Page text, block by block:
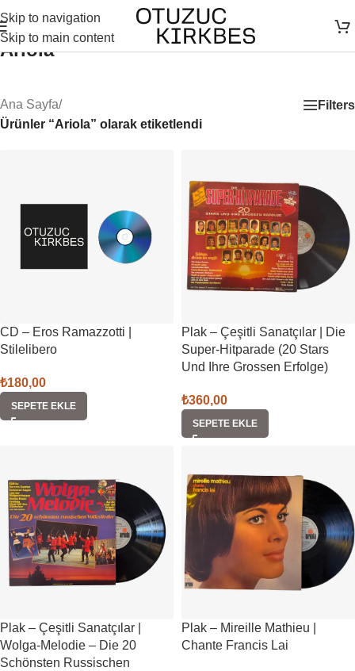
Skip to navigation
Skip to main content
Ariola
Ana Sayfa/
Ürünler “Ariola” olarak etiketlendi
Filters
CD – Eros Ramazzotti |
Stilelibero
₺180,00
SEPETE EKLE
Plak – Çeşitli Sanatçılar | Die
Super-Hitparade (20 Stars
Und Ihre Grossen Erfolge)
₺360,00
SEPETE EKLE
Plak – Çeşitli Sanatçılar |
Wolga-Melodie – Die 20
Schönsten Russischen
Plak – Mireille Mathieu |
Chante Francis Lai